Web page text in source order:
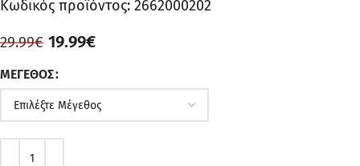
Κωδικός προϊόντος: 2662000202
29.99€ 19.99€
ΜΈΓΕΘΟΣ